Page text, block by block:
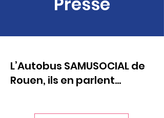
L’Autobus SAMUSOCIAL de
Rouen, ils en parlent...